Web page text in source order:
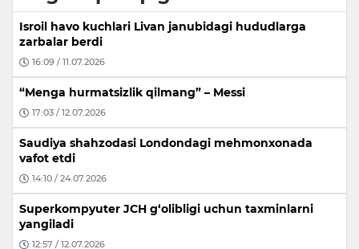
Isroil havo kuchlari Livan janubidagi hududlarga
zarbalar berdi
16:09 / 11.07.2026
“Menga hurmatsizlik qilmang” – Messi
17:03 / 12.07.2026
Saudiya shahzodasi Londondagi mehmonxonada
vafot etdi
14:10 / 24.07.2026
Superkompyuter JCH g‘olibligi uchun taxminlarni
yangiladi
12:57 / 12.07.2026